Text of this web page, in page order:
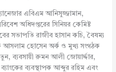
এবিএম আনিসুজ্জামান,
অধিদপ্তরের সিনিয়র কেমিষ্ট
সভাপতি রাজীব হাসান কচি, বৈষম্য
আসলাম হোসেন অর্ক ও মুখ্য সংগঠক
ব্যবসায়ী রুমন আলী জোয়ার্দ্দার,
ব্যবস্থাপক আব্দুর রহিম এবং